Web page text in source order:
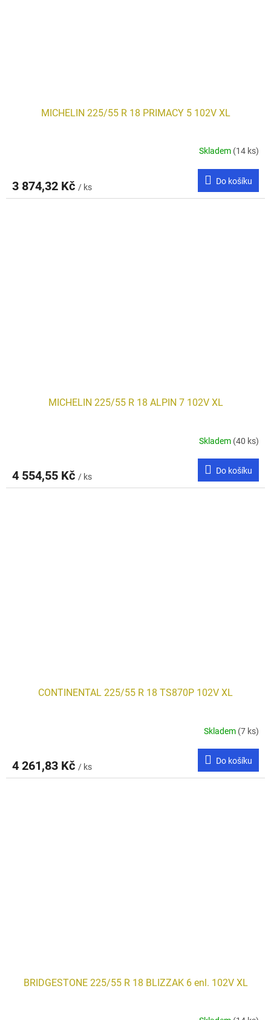
MICHELIN 225/55 R 18 PRIMACY 5 102V XL
Skladem (14 ks)
3 874,32 Kč / ks
Do košíku
MICHELIN 225/55 R 18 ALPIN 7 102V XL
Skladem (40 ks)
4 554,55 Kč / ks
Do košíku
CONTINENTAL 225/55 R 18 TS870P 102V XL
Skladem (7 ks)
4 261,83 Kč / ks
Do košíku
BRIDGESTONE 225/55 R 18 BLIZZAK 6 enl. 102V XL